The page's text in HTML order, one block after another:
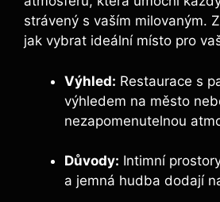
strávený s vaším milovaným.
jak vybrat ideální místo ⁣pro
Výhled: Restaurace s
výhledem na město
nezapomenutelnou
Důvody: Intimní
a jemná hudba dodají